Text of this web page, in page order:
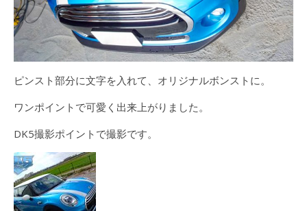
ピンスト部分に文字を入れて、オリジナルボンストに。
ワンポイントで可愛く出来上がりました。
DK5撮影ポイントで撮影です。